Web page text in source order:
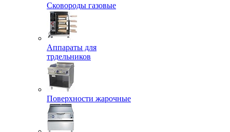
Сковороды газовые
Аппараты для
трдельников
Поверхности жарочные